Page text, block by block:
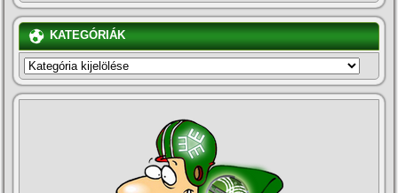
KATEGÓRIÁK
KATEGÓRIÁK